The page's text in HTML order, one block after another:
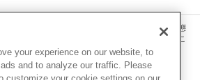
切の文章・画像・写真・動画・音声等を、手段や形態
囲を超えて無断で複製、転載、ファイル化などするこ
よりご利用いただけない場合があります。
your experience on our website, to
and to analyze our traffic. Please